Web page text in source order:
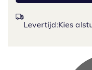
Levertijd:Kies